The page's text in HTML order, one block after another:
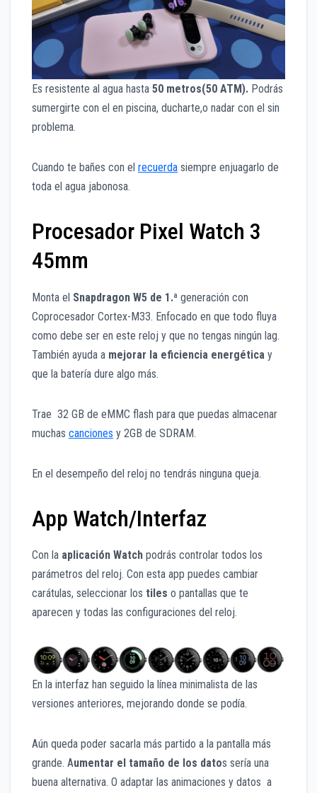
Es resistente al agua hasta 50 metros(50 ATM). Podrás
sumergirte con el en piscina, ducharte,o nadar con el sin
problema.
Cuando te bañes con el recuerda siempre enjuagarlo de
toda el agua jabonosa.
Procesador Pixel Watch 3
45mm
Monta el Snapdragon W5 de 1.ª generación con
Coprocesador Cortex-M33. Enfocado en que todo fluya
como debe ser en este reloj y que no tengas ningún lag.
También ayuda a mejorar la eficiencia energética y
que la batería dure algo más.
Trae 32 GB de eMMC flash para que puedas almacenar
muchas canciones y 2GB de SDRAM.
En el desempeño del reloj no tendrás ninguna queja.
App Watch/Interfaz
Con la aplicación Watch podrás controlar todos los
parámetros del reloj. Con esta app puedes cambiar
carátulas, seleccionar los tiles o pantallas que te
aparecen y todas las configuraciones del reloj.
En la interfaz han seguido la línea minimalista de las
versiones anteriores, mejorando donde se podía.
Aún queda poder sacarla más partido a la pantalla más
grande. Aumentar el tamaño de los datos sería una
buena alternativa. O adaptar las animaciones y datos a